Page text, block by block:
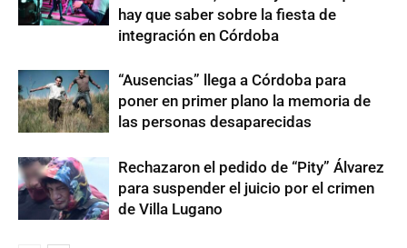
hay que saber sobre la fiesta de
integración en Córdoba
“Ausencias” llega a Córdoba para
poner en primer plano la memoria de
las personas desaparecidas
Rechazaron el pedido de “Pity” Álvarez
para suspender el juicio por el crimen
de Villa Lugano